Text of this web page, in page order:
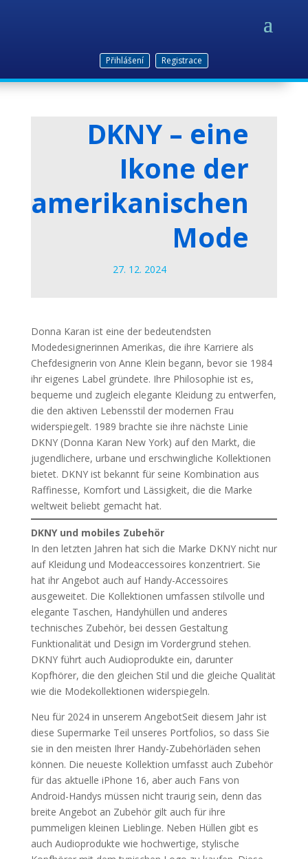
Přihlášení Registrace
DKNY – eine
Ikone der
amerikanischen
Mode
27. 12. 2024
Donna Karan ist eine der bedeutendsten
Modedesignerinnen Amerikas, die ihre Karriere als
Chefdesignerin von Anne Klein begann, bevor sie 1984
ihr eigenes Label gründete. Ihre Philosophie ist es,
bequeme und zugleich elegante Kleidung zu entwerfen,
die den aktiven Lebensstil der modernen Frau
widerspiegelt. 1989 brachte sie ihre nächste Linie
DKNY (Donna Karan New York) auf den Markt, die
jugendlichere, urbane und erschwingliche Kollektionen
bietet. DKNY ist bekannt für seine Kombination aus
Raffinesse, Komfort und Lässigkeit, die die Marke
weltweit beliebt gemacht hat.
DKNY und mobiles Zubehör
In den letzten Jahren hat sich die Marke DKNY nicht nur
auf Kleidung und Modeaccessoires konzentriert. Sie
hat ihr Angebot auch auf Handy-Accessoires
ausgeweitet. Die Kollektionen umfassen stilvolle und
elegante Taschen, Handyhüllen und anderes
technisches Zubehör, bei dessen Gestaltung
Funktionalität und Design im Vordergrund stehen.
DKNY führt auch Audioprodukte ein, darunter
Kopfhörer, die den gleichen Stil und die gleiche Qualität
wie die Modekollektionen widerspiegeln.
Neu für 2024 in unserem AngebotSeit diesem Jahr ist
diese Supermarke Teil unseres Portfolios, so dass Sie
sie in den meisten Ihrer Handy-Zubehörläden sehen
können. Die neueste Kollektion umfasst auch Zubehör
für das aktuelle iPhone 16, aber auch Fans von
Android-Handys müssen nicht traurig sein, denn das
breite Angebot an Zubehör gilt auch für ihre
pummeligen kleinen Lieblinge. Neben Hüllen gibt es
auch Audioprodukte wie hochwertige, stylische